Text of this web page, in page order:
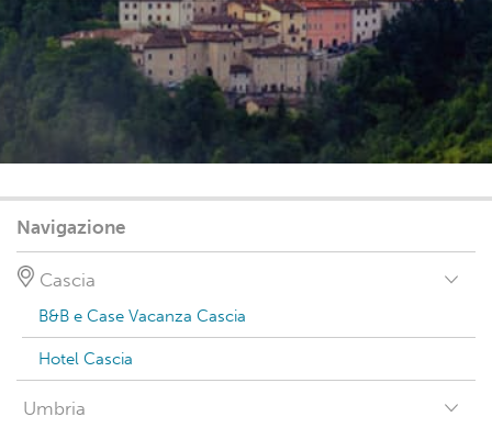
Navigazione
Cascia
B&B e Case Vacanza Cascia
Hotel Cascia
Umbria